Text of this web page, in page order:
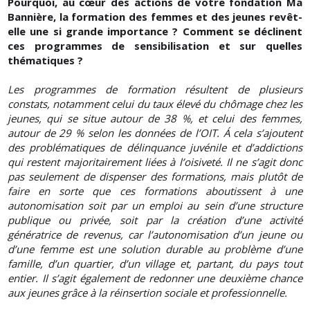
Bannière, la formation des femmes et des jeunes revêt-
elle une si grande importance ? Comment se déclinent
ces programmes de sensibilisation et sur quelles
thématiques ?
Les programmes de formation résultent de plusieurs
constats, notamment celui du taux élevé du chômage chez les
jeunes, qui se situe autour de 38 %, et celui des femmes,
autour de 29 % selon les données de l’OIT. Á cela s’ajoutent
des problématiques de délinquance juvénile et d’addictions
qui restent majoritairement liées à l’oisiveté. Il ne s’agit donc
pas seulement de dispenser des formations, mais plutôt de
faire en sorte que ces formations aboutissent à une
autonomisation soit par un emploi au sein d’une structure
publique ou privée, soit par la création d’une activité
génératrice de revenus, car l’autonomisation d’un jeune ou
d’une femme est une solution durable au problème d’une
famille, d’un quartier, d’un village et, partant, du pays tout
entier. Il s’agit également de redonner une deuxième chance
aux jeunes grâce à la réinsertion sociale et professionnelle.